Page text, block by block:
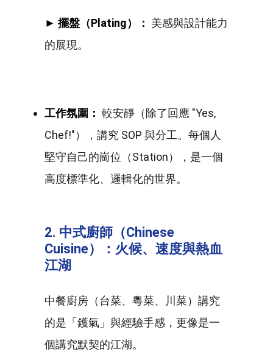
► 擺盤（Plating）： 美感與設計能力
的展現。
工作氛圍： 較安靜（除了回應 "Yes,
Chef!"），講究 SOP 與分工。每個人
堅守自己的崗位（Station），是一個
高度標準化、邏輯化的世界。
2. 中式廚師（Chinese
Cuisine）：火候、速度與熱血
江湖
中餐廚房（台菜、粵菜、川菜）講究
的是「鑊氣」與經驗手感，更像是一
個講究默契的江湖。